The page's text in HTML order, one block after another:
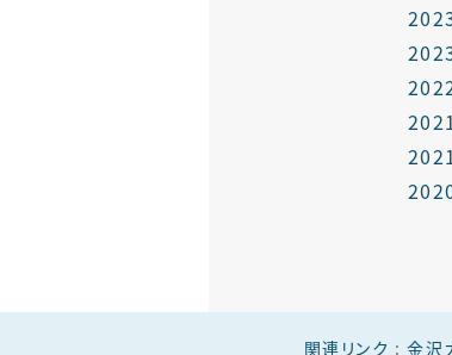
関連リンク :金沢